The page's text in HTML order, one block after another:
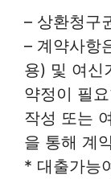
– 상환청구
– 계약사항
용) 및 여신
약정이 필
작성 또는
을 통해 계
* 대출가능